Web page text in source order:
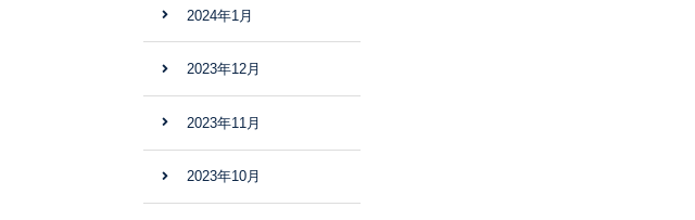
2024年1月
2023年12月
2023年11月
2023年10月